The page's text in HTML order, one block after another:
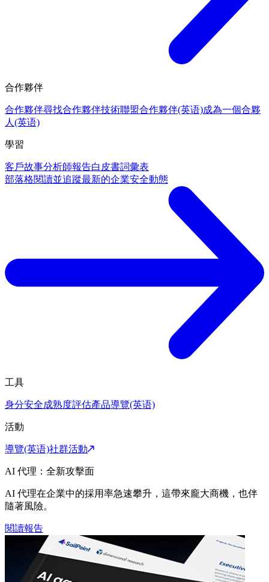
合作夥伴
合作夥伴尋找合作夥伴技術聯盟合作夥伴(英语)成為一個合夥
人(英语)
學習
客戶故事分析師報告白皮書詞彙表
部落格閱讀並追蹤最新的企業安全動態
工具
身分安全成熟度評估產品導覽(英语)
活動
導覽(英语)社群活動
AI 代理：全新攻擊面
AI 代理在企業中的採用率急速攀升，這帶來龐大商機，也伴
隨著風險。
閱讀報告